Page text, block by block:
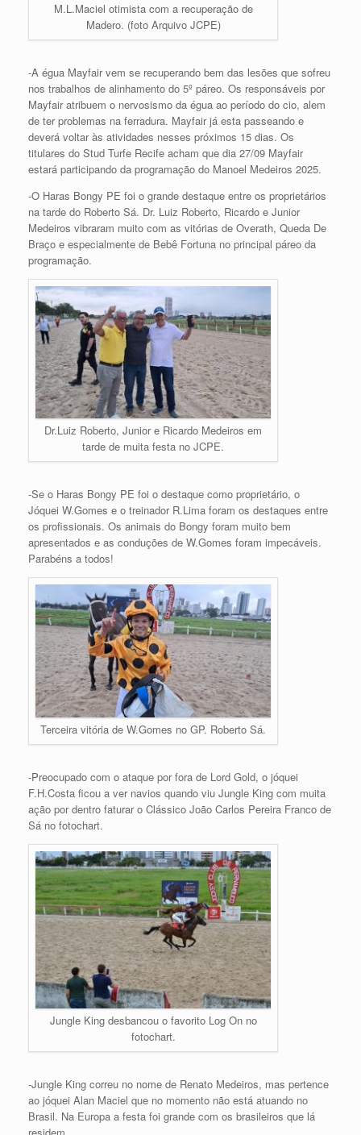
M.L.Maciel otimista com a recuperação de
Madero. (foto Arquivo JCPE)
-A égua Mayfair vem se recuperando bem das lesões que sofreu
nos trabalhos de alinhamento do 5º páreo. Os responsáveis por
Mayfair atribuem o nervosismo da égua ao período do cio, alem
de ter problemas na ferradura. Mayfair já esta passeando e
deverá voltar às atividades nesses próximos 15 dias. Os
titulares do Stud Turfe Recife acham que dia 27/09 Mayfair
estará participando da programação do Manoel Medeiros 2025.
-O Haras Bongy PE foi o grande destaque entre os proprietários
na tarde do Roberto Sá. Dr. Luiz Roberto, Ricardo e Junior
Medeiros vibraram muito com as vitórias de Overath, Queda De
Braço e especialmente de Bebê Fortuna no principal páreo da
programação.
Dr.Luiz Roberto, Junior e Ricardo Medeiros em
tarde de muita festa no JCPE.
-Se o Haras Bongy PE foi o destaque como proprietário, o
Jóquei W.Gomes e o treinador R.Lima foram os destaques entre
os profissionais. Os animais do Bongy foram muito bem
apresentados e as conduções de W.Gomes foram impecáveis.
Parabéns a todos!
Terceira vitória de W.Gomes no GP. Roberto Sá.
-Preocupado com o ataque por fora de Lord Gold, o jóquei
F.H.Costa ficou a ver navios quando viu Jungle King com muita
ação por dentro faturar o Clássico João Carlos Pereira Franco de
Sá no fotochart.
Jungle King desbancou o favorito Log On no
fotochart.
-Jungle King correu no nome de Renato Medeiros, mas pertence
ao jóquei Alan Maciel que no momento não está atuando no
Brasil. Na Europa a festa foi grande com os brasileiros que lá
residem.